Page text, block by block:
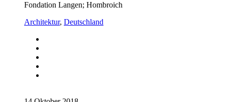
Fondation Langen; Hombroich
Architektur, Deutschland